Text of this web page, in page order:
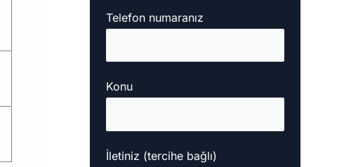
Telefon numaranız
Konu
İletiniz (tercihe bağlı)